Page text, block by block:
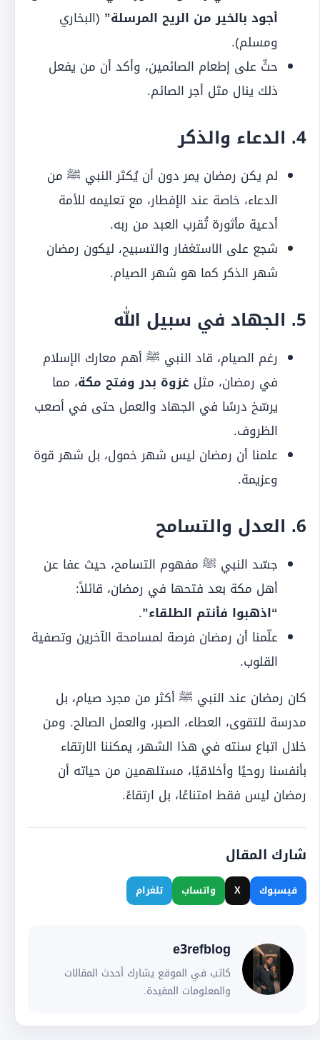
أجود بالخير من الريح المرسلة” (البخاري
ومسلم).
حثّ على إطعام الصائمين، وأكد أن من يفعل
ذلك ينال مثل أجر الصائم.
4. الدعاء والذكر
لم يكن رمضان يمر دون أن يُكثر النبي ﷺ من
الدعاء، خاصة عند الإفطار، مع تعليمه للأمة
أدعية مأثورة تُقرب العبد من ربه.
شجع على الاستغفار والتسبيح، ليكون رمضان
شهر الذكر كما هو شهر الصيام.
5. الجهاد في سبيل الله
رغم الصيام، قاد النبي ﷺ أهم معارك الإسلام
في رمضان، مثل غزوة بدر وفتح مكة، مما
يرسّخ درسًا في الجهاد والعمل حتى في أصعب
الظروف.
علمنا أن رمضان ليس شهر خمول، بل شهر قوة
وعزيمة.
6. العدل والتسامح
جسّد النبي ﷺ مفهوم التسامح، حيث عفا عن
أهل مكة بعد فتحها في رمضان، قائلاً:
“اذهبوا فأنتم الطلقاء”.
علّمنا أن رمضان فرصة لمسامحة الآخرين وتصفية
القلوب.
كان رمضان عند النبي ﷺ أكثر من مجرد صيام، بل
مدرسة للتقوى، العطاء، الصبر، والعمل الصالح. ومن
خلال اتباع سنته في هذا الشهر، يمكننا الارتقاء
بأنفسنا روحيًا وأخلاقيًا، مستلهمين من حياته أن
رمضان ليس فقط امتناعًا، بل ارتقاءً.
شارك المقال
فيسبوك X واتساب تلغرام
e3refblog
كاتب في الموقع يشارك أحدث المقالات
والمعلومات المفيدة.